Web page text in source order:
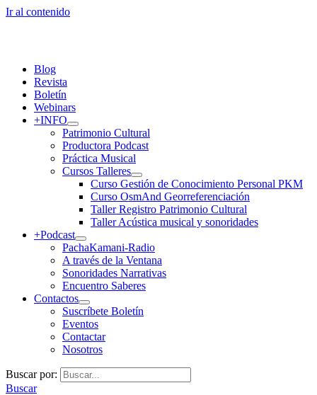
Ir al contenido
Blog
Revista
Boletín
Webinars
+INFO
Patrimonio Cultural
Productora Podcast
Práctica Musical
Cursos Talleres
Curso Gestión de Conocimiento Personal PKM
Curso OsmAnd Georreferenciación
Taller Registro Patrimonio Cultural
Taller Acústica musical y sonoridades
+Podcast
PachaKamani-Radio
A través de la Ventana
Sonoridades Narrativas
Encuentro Saberes
Contactos
Suscríbete Boletín
Eventos
Contactar
Nosotros
Buscar por:
Buscar